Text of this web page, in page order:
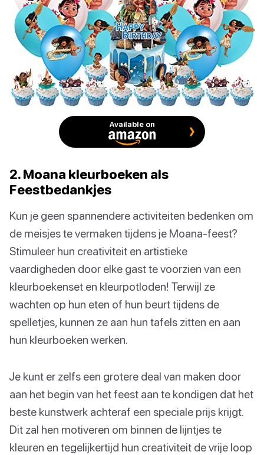
Available on
2. Moana kleurboeken als
Feestbedankjes
Kun je geen spannendere activiteiten bedenken om
de meisjes te vermaken tijdens je Moana-feest?
Stimuleer hun creativiteit en artistieke
vaardigheden door elke gast te voorzien van een
kleurboekenset en kleurpotloden! Terwijl ze
wachten op hun eten of hun beurt tijdens de
spelletjes, kunnen ze aan hun tafels zitten en aan
hun kleurboeken werken.
Je kunt er zelfs een grotere deal van maken door
aan het begin van het feest aan te kondigen dat het
beste kunstwerk achteraf een speciale prijs krijgt.
Dit zal hen motiveren om binnen de lijntjes te
kleuren en tegelijkertijd hun creativiteit de vrije loop